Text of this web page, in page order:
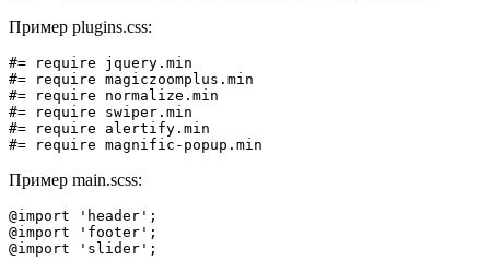
Пример plugins.css:
#= require jquery.min
#= require magiczoomplus.min
#= require normalize.min
#= require swiper.min
#= require alertify.min
Пример main.scss:
@import 'header';
@import 'footer';